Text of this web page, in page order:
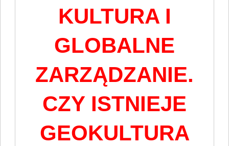
KULTURA I
GLOBALNE
ZARZĄDZANIE.
CZY ISTNIEJE
GEOKULTURA